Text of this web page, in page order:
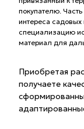
покупателю.
интереса
специализацию
материал для
Приобретая
получаете